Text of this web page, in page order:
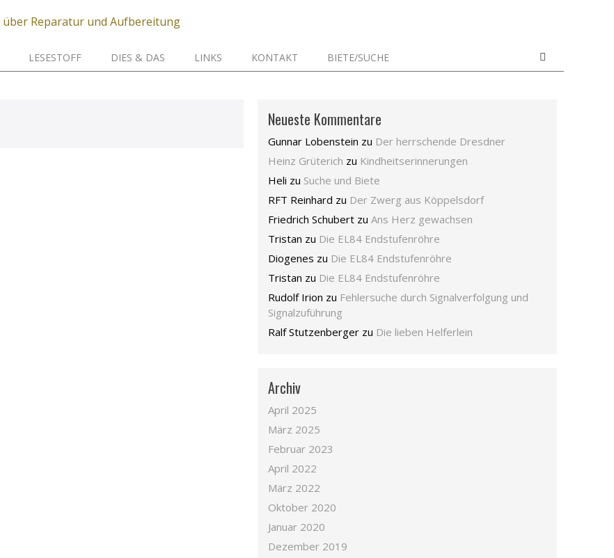
LESESTOFF DIES & DAS LINKS KONTAKT BIETE/SUCHE
Neueste Kommentare
Gunnar Lobenstein zu Der herrschende Dresdner
Heinz Grüterich zu Kindheitserinnerungen
Heli zu Suche und Biete
RFT Reinhard zu Der Zwerg aus Köppelsdorf
Friedrich Schubert zu Ans Herz gewachsen
Tristan zu Die EL84 Endstufenröhre
Diogenes zu Die EL84 Endstufenröhre
Tristan zu Die EL84 Endstufenröhre
Rudolf Irion zu Fehlersuche durch Signalverfolgung und
Signalzuführung
Ralf Stutzenberger zu Die lieben Helferlein
Archiv
April 2025
März 2025
Februar 2023
April 2022
März 2022
Oktober 2020
Januar 2020
Dezember 2019